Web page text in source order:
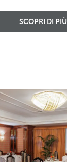
SCOPRI DI PIÙ